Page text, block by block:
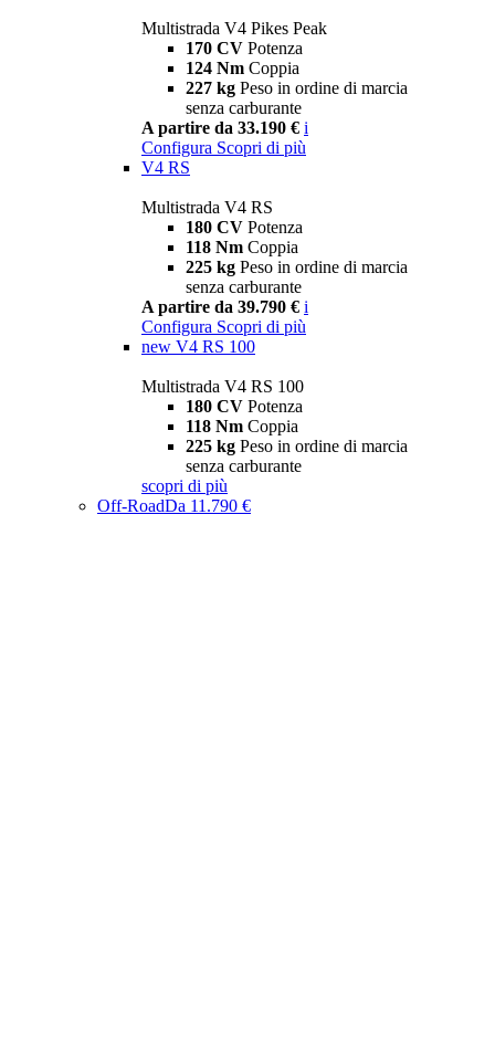
Multistrada V4 Pikes Peak
170 CV Potenza
124 Nm Coppia
227 kg Peso in ordine di marcia
senza carburante
A partire da 33.190 € i
Configura Scopri di più
V4 RS
Multistrada V4 RS
180 CV Potenza
118 Nm Coppia
225 kg Peso in ordine di marcia
senza carburante
A partire da 39.790 € i
Configura Scopri di più
new V4 RS 100
Multistrada V4 RS 100
180 CV Potenza
118 Nm Coppia
225 kg Peso in ordine di marcia
senza carburante
scopri di più
Off-RoadDa 11.790 €